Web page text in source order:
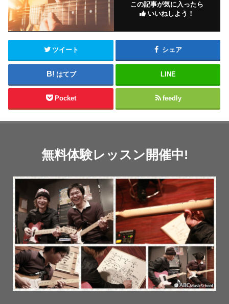
この記事が気に入ったら
いいねしよう！
ツイート シェア
はてブ LINE
Pocket feedly
無料体験レッスン開催中!